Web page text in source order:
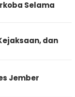
Selama
dan
Jember